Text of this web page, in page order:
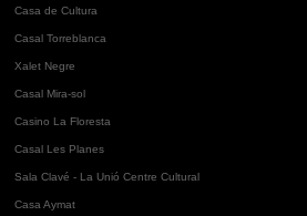
Casa de Cultura
Casal Torreblanca
Xalet Negre
Casal Mira-sol
Casino La Floresta
Casal Les Planes
Sala Clavé - La Unió Centre Cultural
Casa Aymat